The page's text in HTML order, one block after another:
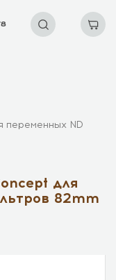
переменных ND
для
82mm